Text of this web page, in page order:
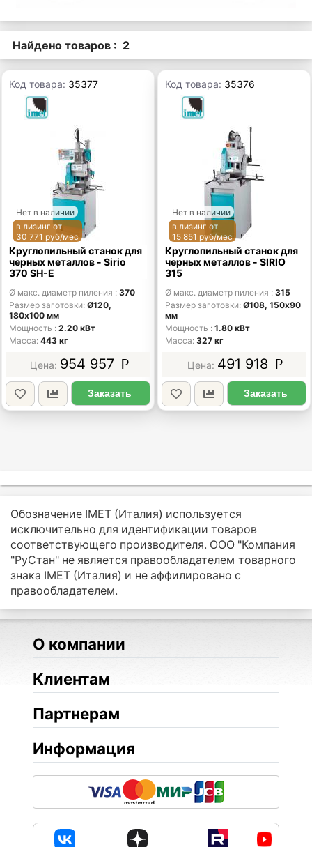
Найдено товаров : 2
Код товара: 35377
Нет в наличии
в лизинг от
30 771 руб/мес
Круглопильный станок для
черных металлов - Sirio
370 SH-E
Ø макс. диаметр пиления
370
Размер заготовки Ø120,
180х100 мм
Мощность
2.20 кВт
Масса 443 кг
954 957 p
Заказать
Код товара: 35376
Нет в наличии
в лизинг от
15 851 руб/мес
Круглопильный станок для
черных металлов - SIRIO
315
Ø макс. диаметр пиления
315
Размер заготовки Ø108, 150х90
мм
Мощность
1.80 кВт
Масса 327 кг
491 918 p
Заказать
Обозначение IMET (Италия) используется
исключительно для идентификации товаров
соответствующего производителя. ООО "Компания
"РуСтан" не является правообладателем товарного
знака IMET (Италия) и не аффилировано с
правообладателем.
О компании
Клиентам
Партнерам
Информация